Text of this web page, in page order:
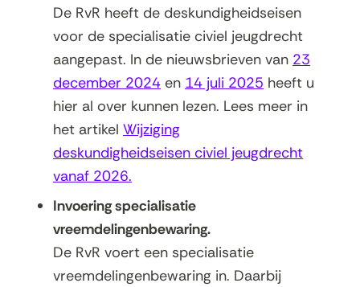
De RvR heeft de deskundigheidseisen
voor de specialisatie civiel jeugdrecht
aangepast. In de nieuwsbrieven van 23
december 2024 en 14 juli 2025 heeft u
hier al over kunnen lezen. Lees meer in
het artikel Wijziging
deskundigheidseisen civiel jeugdrecht
vanaf 2026.
Invoering specialisatie
vreemdelingenbewaring.
De RvR voert een specialisatie
vreemdelingenbewaring in. Daarbij